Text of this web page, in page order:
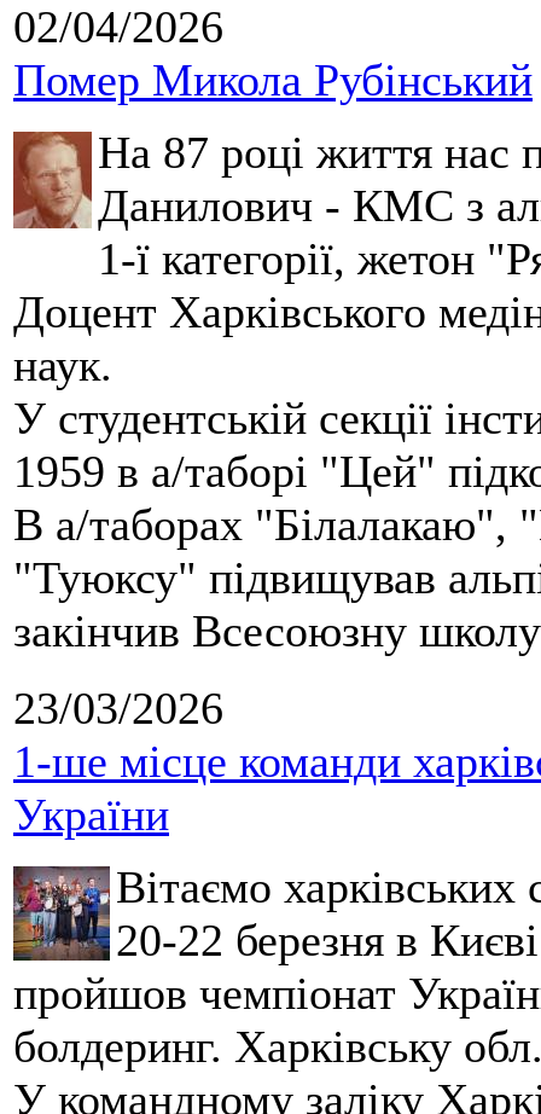
02/04/2026
Помер Микола Рубінський
На 87 році життя нас
Данилович - КМС з
1-ї категорії, жетон
Доцент Харківського
наук.
У студентській секції
1959 в а/таборі "Цей"
В а/таборах "Білалакаю",
"Туюксу" підвищував
закінчив Всесоюзну
23/03/2026
1-ше місце команди
України
Вітаємо
20-22 березня в
пройшов чемпіонат
болдеринг. Харківську
У командному заліку